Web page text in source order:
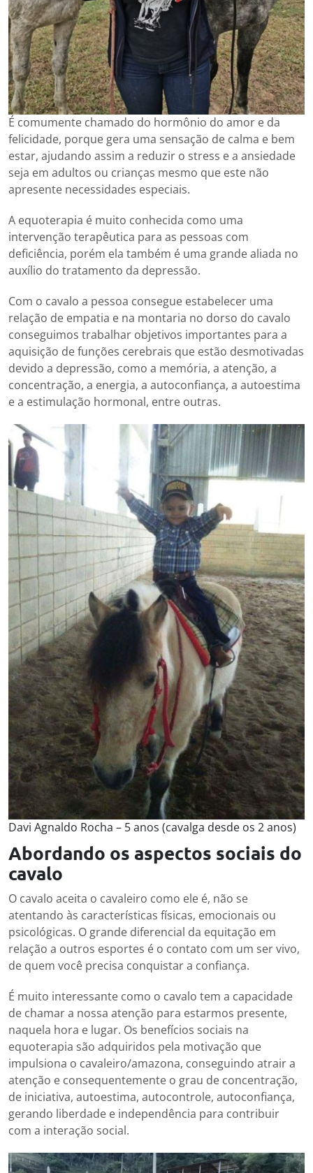
É comumente chamado do hormônio do amor e da
felicidade, porque gera uma sensação de calma e bem
estar, ajudando assim a reduzir o stress e a ansiedade
seja em adultos ou crianças mesmo que este não
apresente necessidades especiais.
A equoterapia é muito conhecida como uma
intervenção terapêutica para as pessoas com
deficiência, porém ela também é uma grande aliada no
auxílio do tratamento da depressão.
Com o cavalo a pessoa consegue estabelecer uma
relação de empatia e na montaria no dorso do cavalo
conseguimos trabalhar objetivos importantes para a
aquisição de funções cerebrais que estão desmotivadas
devido a depressão, como a memória, a atenção, a
concentração, a energia, a autoconfiança, a autoestima
e a estimulação hormonal, entre outras.
Davi Agnaldo Rocha – 5 anos (cavalga desde os 2 anos)
Abordando os aspectos sociais do
cavalo
O cavalo aceita o cavaleiro como ele é, não se
atentando às características físicas, emocionais ou
psicológicas. O grande diferencial da equitação em
relação a outros esportes é o contato com um ser vivo,
de quem você precisa conquistar a confiança.
É muito interessante como o cavalo tem a capacidade
de chamar a nossa atenção para estarmos presente,
naquela hora e lugar. Os benefícios sociais na
equoterapia são adquiridos pela motivação que
impulsiona o cavaleiro/amazona, conseguindo atrair a
atenção e consequentemente o grau de concentração,
de iniciativa, autoestima, autocontrole, autoconfiança,
gerando liberdade e independência para contribuir
com a interação social.